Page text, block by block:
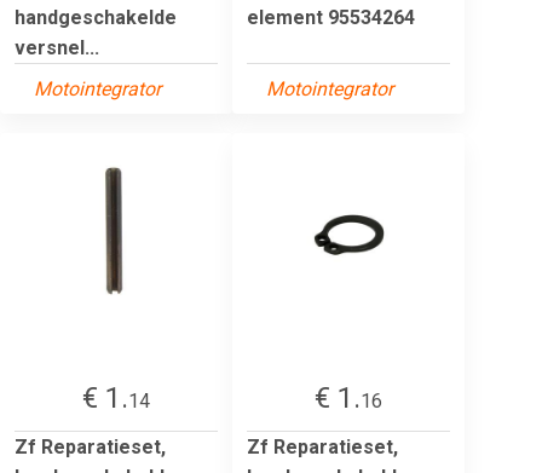
handgeschakelde
versnel...
Motointegrator
element 95534264
Motointegrator
€ 1.14
Zf Reparatieset,
€ 1.16
Zf Reparatieset,